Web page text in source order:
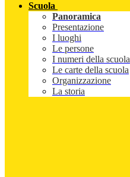
Scuola
Panoramica
Presentazione
I luoghi
Le persone
I numeri della scuola
Le carte della scuola
Organizzazione
La storia